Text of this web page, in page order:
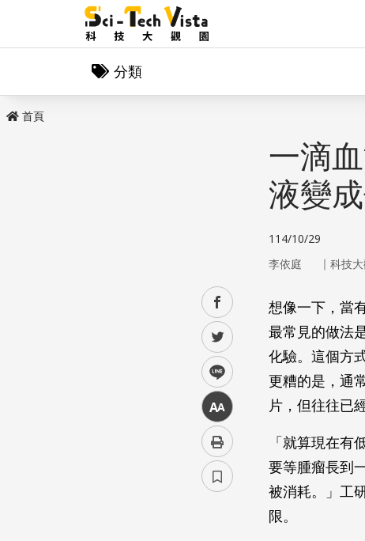
分類
首頁
facebook
twitter
line
中
一滴
液變
114/10/29
李依庭 ｜ 科技
想像一下，當
最常見的做法
化驗。這個方
更糟的是，通
片，但往往已
「就算現在有
要等腫瘤長到
被消耗。」工
限。